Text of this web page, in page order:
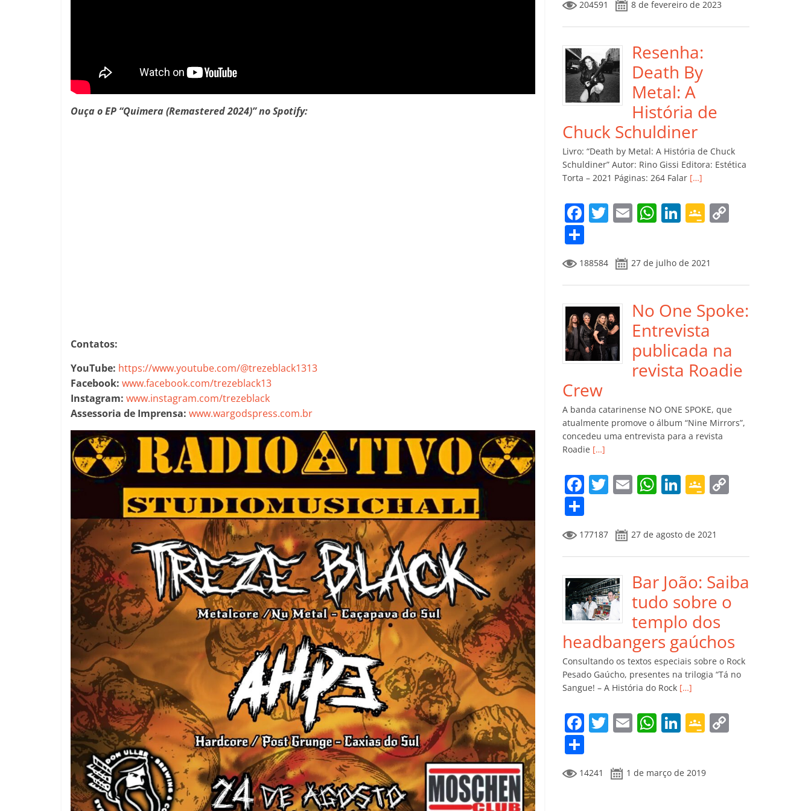
Ouça o EP “Quimera (Remastered 2024)” no Spotify:
Contatos:
YouTube: https://www.youtube.com/@trezeblack1313
Facebook: www.facebook.com/trezeblack13
Instagram: www.instagram.com/trezeblack
Assessoria de Imprensa: www.wargodspress.com.br
e
b
o
o
k
er l s
A
p
p
e
dI
n
gl
e
ro
m
Li
m
p
ar
til
h
ar
204591 8 de fevereiro de 2023
Resenha:
Death By
Metal: A
História de
Chuck Schuldiner
Livro: “Death by Metal: A História de Chuck
Schuldiner” Autor: Rino Gissi Editora: Estética
Torta – 2021 Páginas: 264 Falar […]
F
e
b
o
o
k
T
itt
er
E
l
W
s
A
p
p
Li
e
dI
n
G
gl
e
Cl
a
ss
ro
m
Li
n
o
m
p
ar
til
h
ar
188584 27 de julho de 2021
No One Spoke:
Entrevista
publicada na
revista Roadie
Crew
A banda catarinense NO ONE SPOKE, que
atualmente promove o álbum “Nine Mirrors”,
concedeu uma entrevista para a revista
Roadie […]
F
e
b
o
o
k
T
itt
er
E
l
W
s
A
p
p
Li
e
dI
n
G
gl
e
Cl
a
ss
ro
o
m
Li
n
k
o
m
p
ar
til
h
ar
177187 27 de agosto de 2021
Bar João: Saiba
tudo sobre o
templo dos
headbangers gaúchos
Consultando os textos especiais sobre o Rock
Pesado Gaúcho, presentes na trilogia “Tá no
Sangue! – A História do Rock […]
F
e
T
itt
er
E
l
W
s
Li
e
G
gl
o
m
14241 1 de março de 2019